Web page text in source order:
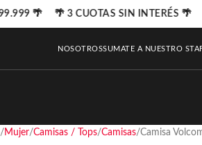
NOSOTROSSUMATE A NUESTRO
Mujer Camisas / Tops Camisas Camisa
🌴 🌴 3 CUOTAS SIN INTERÉS 🌴